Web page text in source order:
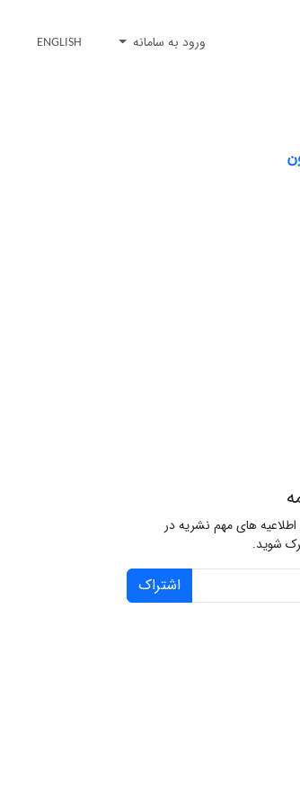
ورود به سامانه ENGLISH
اطلاعیه های مهم نشریه در
شوید.
اشتراک